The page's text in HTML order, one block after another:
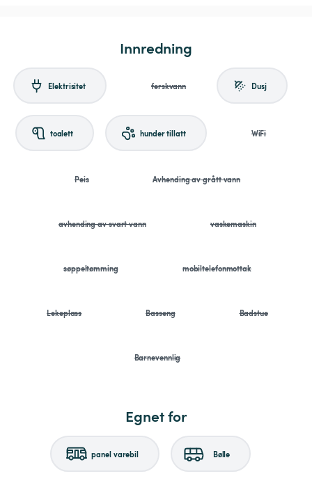
Innredning
Elektrisitet ferskvann Dusj
toalett hunder tillatt WiFi
Peis Avhending av grått vann
avhending av svart vann vaskemaskin
søppeltømming mobiltelefonmottak
Lekeplass Basseng Badstue
Barnevennlig
Egnet for
panel varebil Bølle